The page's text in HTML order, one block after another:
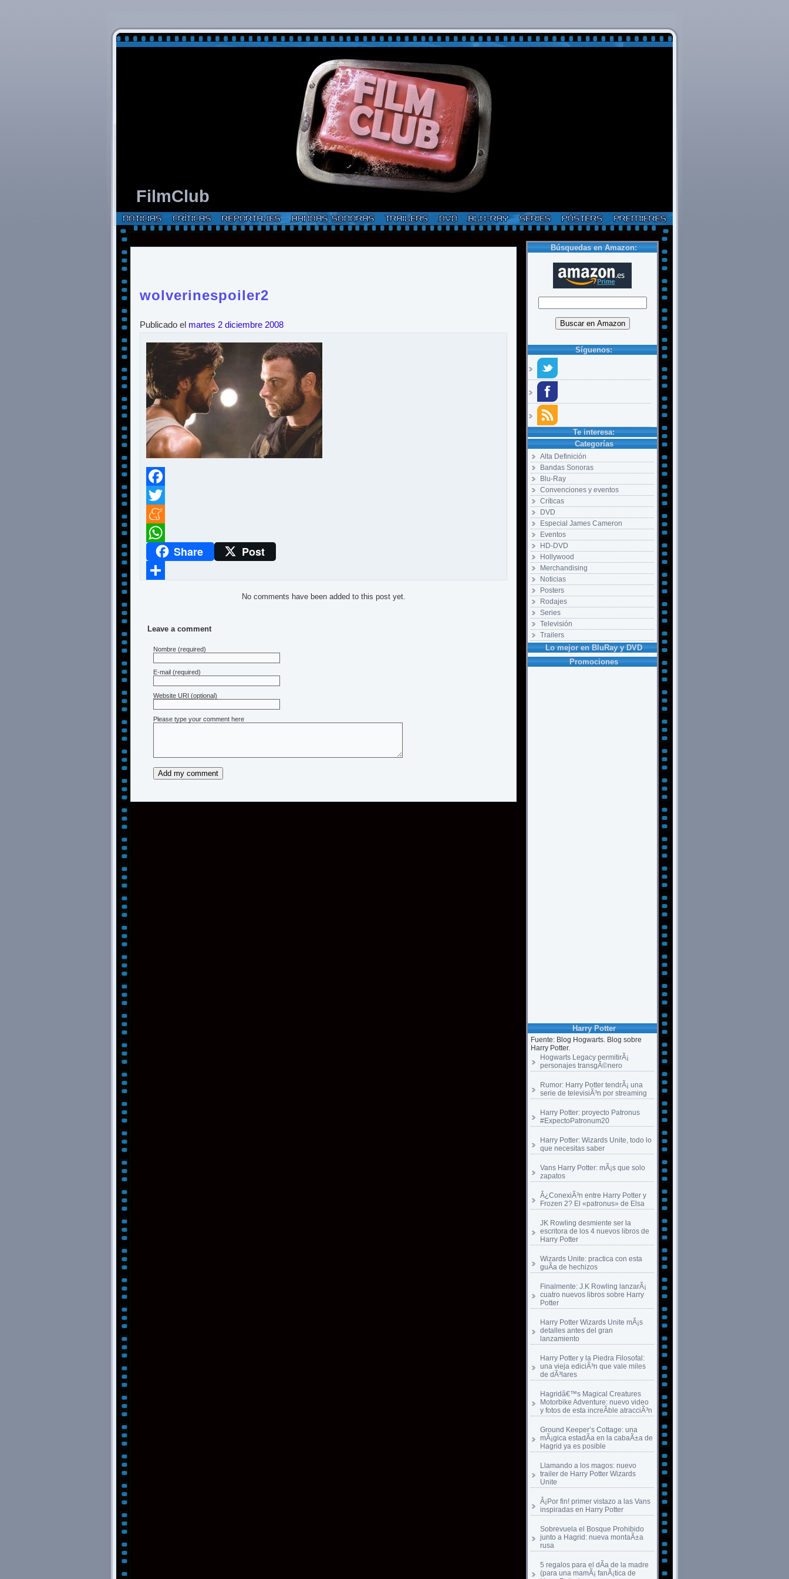
FilmClub
Búsquedas en Amazon:
Síguenos:
Te interesa:
Categorías
Alta Definición
Bandas Sonoras
Blu-Ray
Convenciones y eventos
Críticas
DVD
Especial James Cameron
Eventos
HD-DVD
Hollywood
Merchandising
Noticias
Posters
Rodajes
Series
Televisión
Trailers
Lo mejor en BluRay y DVD
Promociones
Harry Potter
Fuente: Blog Hogwarts. Blog sobre
Harry Potter.
Hogwarts Legacy permitirÃ¡
personajes transgÃ©nero
Rumor: Harry Potter tendrÃ¡ una
serie de televisiÃ³n por streaming
Harry Potter: proyecto Patronus
#ExpectoPatronum20
Harry Potter: Wizards Unite, todo lo
que necesitas saber
Vans Harry Potter: mÃ¡s que solo
zapatos
Â¿ConexiÃ³n entre Harry Potter y
Frozen 2? El «patronus» de Elsa
JK Rowling desmiente ser la
escritora de los 4 nuevos libros de
Harry Potter
Wizards Unite: practica con esta
guÃ­a de hechizos
Finalmente: J.K Rowling lanzarÃ¡
cuatro nuevos libros sobre Harry
Potter
Harry Potter Wizards Unite mÃ¡s
detalles antes del gran
lanzamiento
Harry Potter y la Piedra Filosofal:
una vieja ediciÃ³n que vale miles
de dÃ³lares
Hagridâ€™s Magical Creatures
Motorbike Adventure: nuevo video
y fotos de esta increÃ­ble atracciÃ³n
Ground Keeper’s Cottage: una
mÃ¡gica estadÃ­a en la cabaÃ±a de
Hagrid ya es posible
Llamando a los magos: nuevo
trailer de Harry Potter Wizards
Unite
Â¡Por fin! primer vistazo a las Vans
inspiradas en Harry Potter
Sobrevuela el Bosque Prohibido
junto a Hagrid: nueva montaÃ±a
rusa
5 regalos para el dÃ­a de la madre
(para una mamÃ¡ fanÃ¡tica de
wolverinespoiler2
Publicado el martes 2 diciembre 2008
Facebook
Twitter
Meneame
WhatsAppShare Post
No comments have been added to this post yet.
Leave a comment
Nombre (required)
E-mail (required)
Website URI (optional)
Please type your comment here